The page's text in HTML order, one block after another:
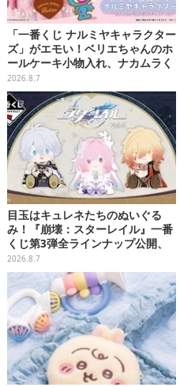
「一番くじ ナルミヤキャラクター
ズ」がエモい！ベリエちゃんのホ
ールケーキ小物入れ、ナカムラく
んのマスコットなどがズラリ
2026.8.7
目玉はキュレネたちのぬいぐる
み！『崩壊：スターレイル』一番
くじ第3弾全ラインナップ公開、
美麗ビジュアルのアクリルボード
など用意
2026.8.7